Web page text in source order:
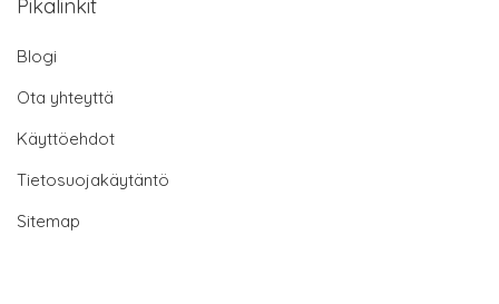
Pikalinkit
Blogi
Ota yhteyttä
Käyttöehdot
Tietosuojakäytäntö
Sitemap